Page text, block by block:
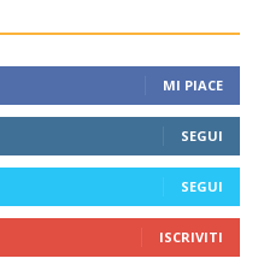
MI PIACE
SEGUI
SEGUI
ISCRIVITI